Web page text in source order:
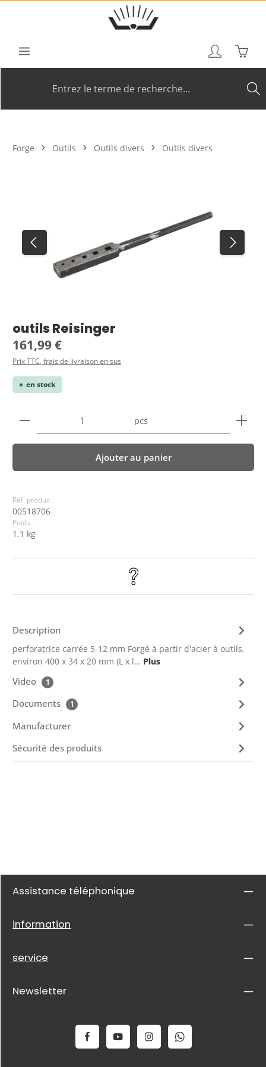
Passer au contenu principal
Le
Forge Outils Outils divers Outils divers
outils Reisinger
Prix régulier :
161,99 €
Prix TTC, frais de livraison en sus
en stock
Quantité de produit : Entrez la quantité
pcs
Ajouter au panier
Réf. produit :
00518706
Poids :
1.1 kg
Description
perforatrice carrée 5-12 mm Forgé à partir d'acier à outils,
environ 400 x 34 x 20 mm (L x l… Plus
Video 1
Documents 1
Manufacturer
Sécurité des produits
Assistance téléphonique
information
service
Newsletter